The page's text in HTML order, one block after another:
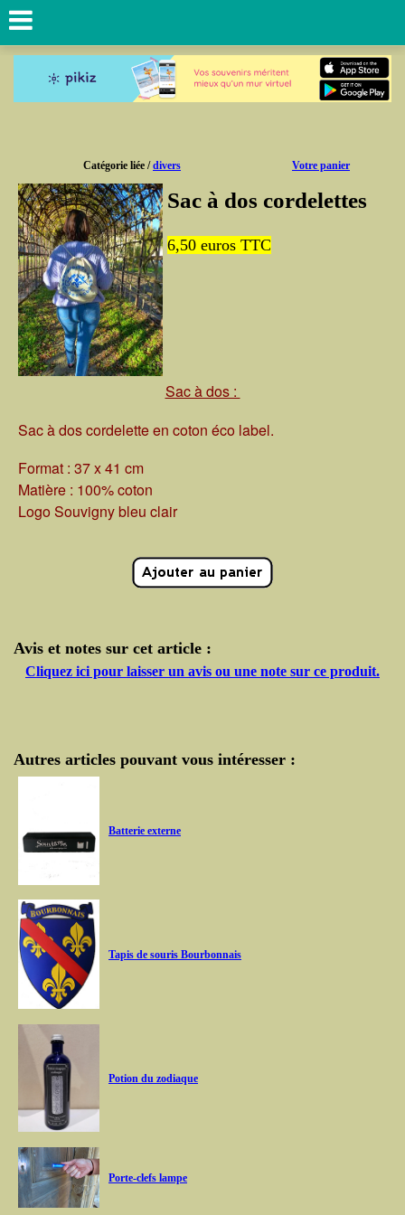
Catégorie liée /divers Votre panier
Sac à dos cordelettes
6,50 euros TTC
Sac à dos :
Sac à dos cordelette en coton éco label.
Format : 37 x 41 cm
Matière : 100% coton
Logo Souvigny bleu clair
Avis et notes sur cet article :
Cliquez ici pour laisser un avis ou une note sur ce produit.
Autres articles pouvant vous intéresser :
Batterie externe
Tapis de souris Bourbonnais
Potion du zodiaque
Porte-clefs lampe